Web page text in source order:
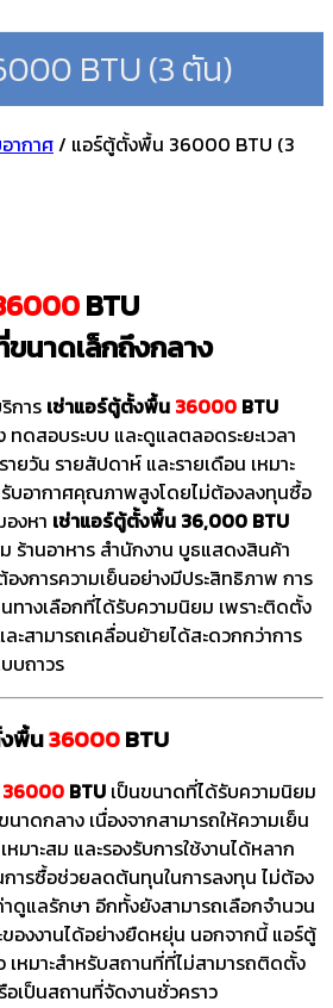
BTU (3 ตัน)
ากาศ/ แอร์ตู้ตั้งพื้น 36000 BTU (3
BTU
นาดเล็กถึงกลาง
การ เช่าแอร์ตู้ตั้งพื้น 36000 BTU
ดสอบระบบ และดูแลตลอดระยะเวลา
ายวัน รายสัปดาห์ และรายเดือน เหมาะ
บอากาศคุณภาพสูงโดยไม่ต้องลงทุนซื้อ
งหา เช่าแอร์ตู้ตั้งพื้น 36,000 BTU
ร้านอาหาร สำนักงาน บูธแสดงสินค้า
งการความเย็นอย่างมีประสิทธิภาพ การ
ทางเลือกที่ได้รับความนิยม เพราะติดตั้ง
ละสามารถเคลื่อนย้ายได้สะดวกกว่าการ
บถาวร
พื้น36000BTU
36000 BTU เป็นขนาดที่ได้รับความนิยม
าดกลาง เนื่องจากสามารถให้ความเย็น
มาะสม และรองรับการใช้งานได้หลาก
ารซื้อช่วยลดต้นทุนในการลงทุน ไม่ต้อง
ดูแลรักษา อีกทั้งยังสามารถเลือกจำนวน
ของงานได้อย่างยืดหยุ่น นอกจากนี้ แอร์ตู้
หมาะสำหรับสถานที่ที่ไม่สามารถติดตั้ง
อเป็นสถานที่จัดงานชั่วคราว